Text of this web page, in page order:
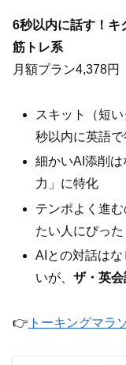
6秒以内に話す！キ
筋トレ系
月額プラン4,378円
スキット（短
秒以内に英語
細かいAI添削
力」に特化
テンポよく進
たい人にぴった
AIとの対話はな
いが、ザ・英
👉 トーキングマラ